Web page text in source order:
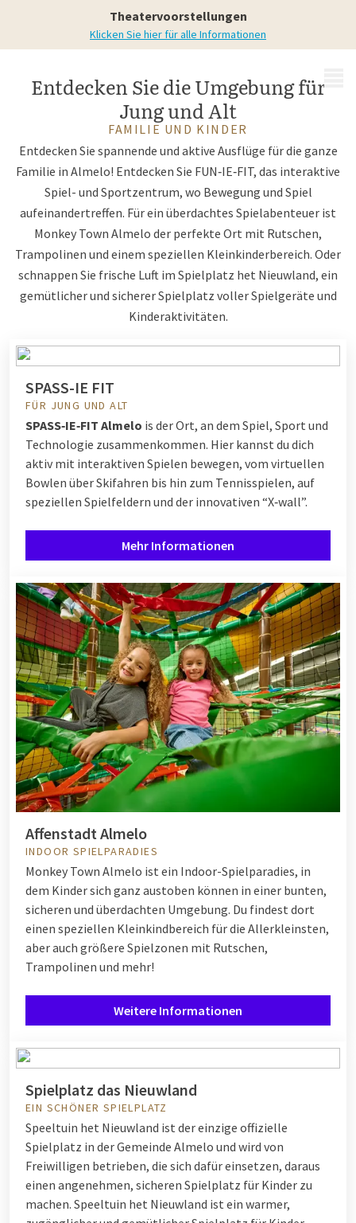
Theatervoorstellungen
Klicken Sie hier für alle Informationen
Umgebung von Almelo
Entdecken Sie die Umgebung für
Jung und Alt
FAMILIE UND KINDER
Entdecken Sie spannende und aktive Ausflüge für die ganze
Familie in Almelo! Entdecken Sie FUN‑IE‑FIT, das interaktive
Spiel- und Sportzentrum, wo Bewegung und Spiel
aufeinandertreffen. Für ein überdachtes Spielabenteuer ist
Monkey Town Almelo der perfekte Ort mit Rutschen,
Trampolinen und einem speziellen Kleinkinderbereich. Oder
schnappen Sie frische Luft im Spielplatz het Nieuwland, ein
gemütlicher und sicherer Spielplatz voller Spielgeräte und
Kinderaktivitäten.
SPASS-IE FIT
FÜR JUNG UND ALT
SPASS‑IE‑FIT Almelo is der Ort, an dem Spiel, Sport und
Technologie zusammenkommen. Hier kannst du dich
aktiv mit interaktiven Spielen bewegen, vom virtuellen
Bowlen über Skifahren bis hin zum Tennisspielen, auf
speziellen Spielfeldern und der innovativen “X‑wall”.
Mehr Informationen
Affenstadt Almelo
INDOOR SPIELPARADIES
Monkey Town Almelo ist ein Indoor-Spielparadies, in
dem Kinder sich ganz austoben können in einer bunten,
sicheren und überdachten Umgebung. Du findest dort
einen speziellen Kleinkindbereich für die Allerkleinsten,
aber auch größere Spielzonen mit Rutschen,
Trampolinen und mehr!
Weitere Informationen
Spielplatz das Nieuwland
EIN SCHÖNER SPIELPLATZ
Speeltuin het Nieuwland ist der einzige offizielle
Spielplatz in der Gemeinde Almelo und wird von
Freiwilligen betrieben, die sich dafür einsetzen, daraus
einen angenehmen, sicheren Spielplatz für Kinder zu
machen. Speeltuin het Nieuwland ist ein warmer,